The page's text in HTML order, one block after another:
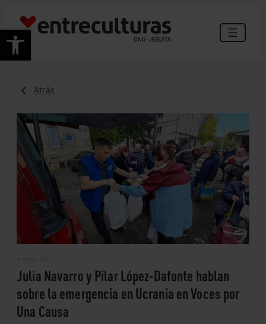
Abrir barra de herramientas
Atrás
Julia Navarro y Pilar López-Dafonte hablan
sobre la emergencia en Ucrania en Voces por
Una Causa